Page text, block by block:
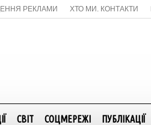
РЕКЛАМИ ХТО МИ. КОНТАКТИ
СВІТ СОЦМЕРЕЖІ ПУБЛІКАЦІЇ